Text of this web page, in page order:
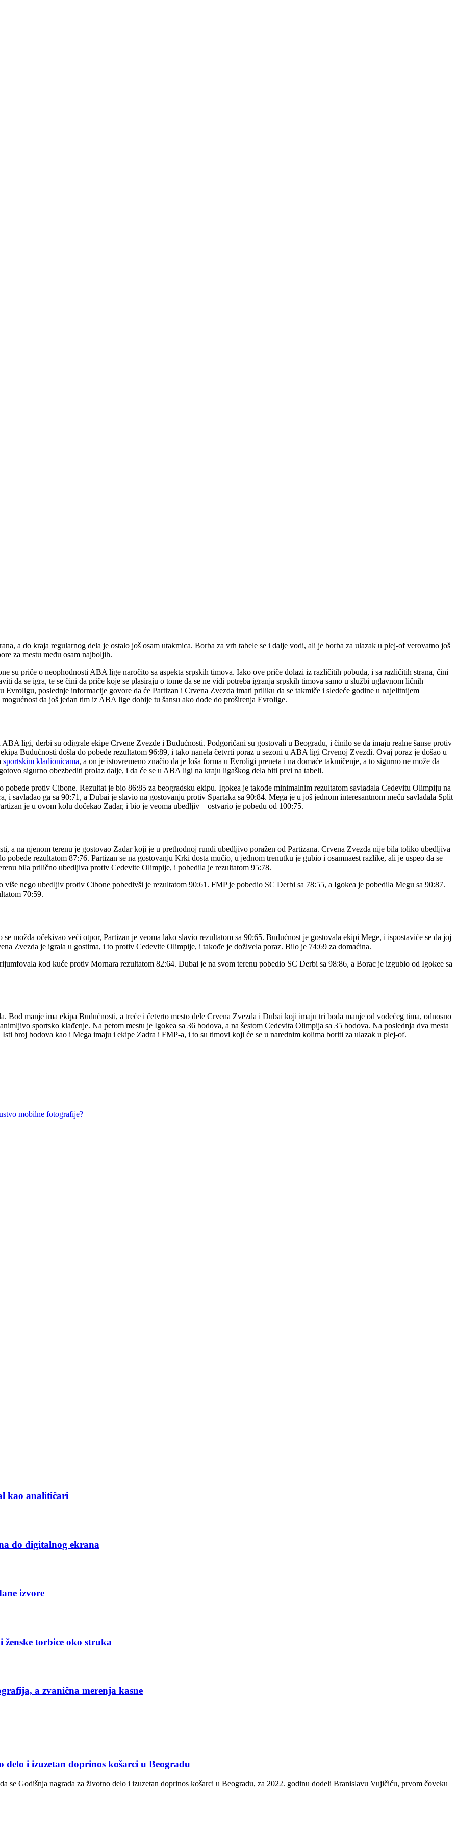
a do kraja regularnog dela je ostalo još osam utakmica. Borba za vrh tabele se i dalje vodi, ali je borba za ulazak u plej-of verovatno još
za mestu među osam najboljih.
su priče o neophodnosti ABA lige naročito sa aspekta srpskih timova. Iako ove priče dolazi iz različitih pobuda, i sa različitih strana, čini
da se igra, te se čini da priče koje se plasiraju o tome da se ne vidi potreba igranja srpskih timova samo u službi uglavnom ličnih
Evroligu, poslednje informacije govore da će Partizan i Crvena Zvezda imati priliku da se takmiče i sledeće godine u najelitnijem
da još jedan tim iz ABA lige dobije tu šansu ako dođe do proširenja Evrolige.
ligi, derbi su odigrale ekipe Crvene Zvezde i Budućnosti. Podgoričani su gostovali u Beogradu, i činilo se da imaju realne šanse protiv
Budućnosti došla do pobede rezultatom 96:89, i tako nanela četvrti poraz u sezoni u ABA ligi Crvenoj Zvezdi. Ovaj poraz je došao u
sportskim kladionicama, a on je istovremeno značio da je loša forma u Evroligi preneta i na domaće takmičenje, a to sigurno ne može da
sigurno obezbediti prolaz dalje, i da će se u ABA ligi na kraju ligaškog dela biti prvi na tabeli.
protiv Cibone. Rezultat je bio 86:85 za beogradsku ekipu. Igokea je takođe minimalnim rezultatom savladala Cedevitu Olimpiju na
savladao ga sa 90:71, a Dubai je slavio na gostovanju protiv Spartaka sa 90:84. Mega je u još jednom interesantnom meču savladala Split
je u ovom kolu dočekao Zadar, i bio je veoma ubedljiv – ostvario je pobedu od 100:75.
a na njenom terenu je gostovao Zadar koji je u prethodnoj rundi ubedljivo poražen od Partizana. Crvena Zvezda nije bila toliko ubedljiva
rezultatom 87:76. Partizan se na gostovanju Krki dosta mučio, u jednom trenutku je gubio i osamnaest razlike, ali je uspeo da se
bila prilično ubedljiva protiv Cedevite Olimpije, i pobedila je rezultatom 95:78.
nego ubedljiv protiv Cibone pobedivši je rezultatom 90:61. FMP je pobedio SC Derbi sa 78:55, a Igokea je pobedila Megu sa 90:87.
70:59.
možda očekivao veći otpor, Partizan je veoma lako slavio rezultatom sa 90:65. Budućnost je gostovala ekipi Mege, i ispostaviće se da joj
Zvezda je igrala u gostima, i to protiv Cedevite Olimpije, i takođe je doživela poraz. Bilo je 74:69 za domaćina.
kod kuće protiv Mornara rezultatom 82:64. Dubai je na svom terenu pobedio SC Derbi sa 98:86, a Borac je izgubio od Igokee sa
Bod manje ima ekipa Budućnosti, a treće i četvrto mesto dele Crvena Zvezda i Dubai koji imaju tri boda manje od vodećeg tima, odnosno
sportsko klađenje. Na petom mestu je Igokea sa 36 bodova, a na šestom Cedevita Olimpija sa 35 bodova. Na poslednja dva mesta
broj bodova kao i Mega imaju i ekipe Zadra i FMP-a, i to su timovi koji će se u narednim kolima boriti za ulazak u plej-of.
mobilne fotografije?
kao analitičari
do digitalnog ekrana
izvore
torbice oko struka
a zvanična merenja kasne
i izuzetan doprinos košarci u Beogradu
se Godišnja nagrada za životno delo i izuzetan doprinos košarci u Beogradu, za 2022. godinu dodeli Branislavu Vujičiću, prvom čoveku